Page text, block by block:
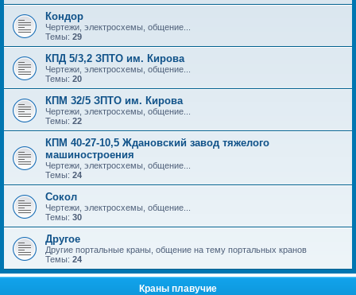
Кондор
Чертежи, электросхемы, общение...
Темы: 29
КПД 5/3,2 ЗПТО им. Кирова
Чертежи, электросхемы, общение...
Темы: 20
КПМ 32/5 ЗПТО им. Кирова
Чертежи, электросхемы, общение...
Темы: 22
КПМ 40-27-10,5 Ждановский завод тяжелого
машиностроения
Чертежи, электросхемы, общение...
Темы: 24
Сокол
Чертежи, электросхемы, общение...
Темы: 30
Другое
Другие портальные краны, общение на тему портальных кранов
Темы: 24
Краны плавучие